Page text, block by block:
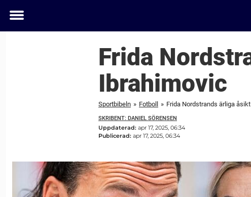
Toggle
Frida
Ibrahimovic
Sportbibeln » Fotboll » Frida Nordstrands ärliga
SKRIBENT: DANIEL SÖRENSEN
Uppdaterad: apr 17, 2025, 06:34
Publicerad: apr 17, 2025, 06:34